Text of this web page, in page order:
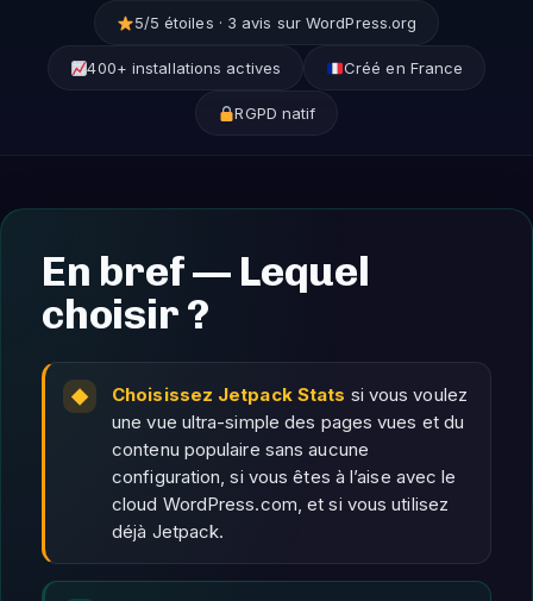
5/5 étoiles · 3 avis sur WordPress.org
400+ installations actives Créé en France
RGPD natif
En bref — Lequel
choisir ?
Choisissez Jetpack Stats si vous voulez
une vue ultra-simple des pages vues et du
contenu populaire sans aucune
configuration, si vous êtes à l’aise avec le
cloud WordPress.com, et si vous utilisez
déjà Jetpack.